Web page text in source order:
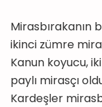
Mirasbırakanın
ikinci zümre
Kanun koyucu,
paylı mirasçı
Kardeşler